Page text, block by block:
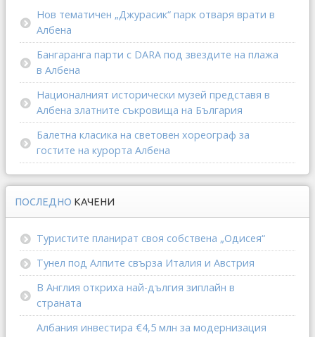
Нов тематичен „Джурасик“ парк отваря врати в
Албена
Бангаранга парти с DARA под звездите на плажа
в Албена
Националният исторически музей представя в
Албена златните съкровища на България
Балетна класика на световен хореограф за
гостите на курорта Албена
ПОСЛЕДНО КАЧЕНИ
Туристите планират своя собствена „Одисея“
Тунел под Алпите свърза Италия и Австрия
В Англия откриха най-дългия зиплайн в
страната
Албания инвестира €4,5 млн за модернизация